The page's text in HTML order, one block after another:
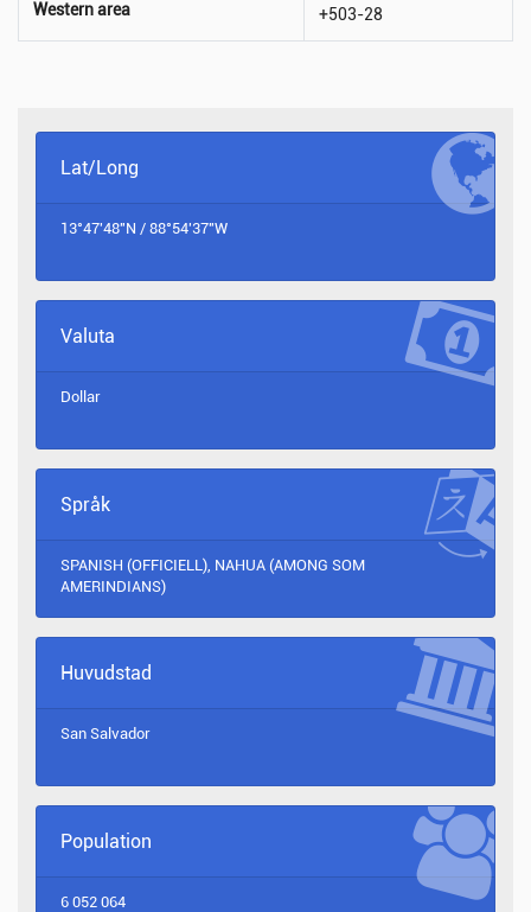
Western area +503-28
Lat/Long
13°47'48"N / 88°54'37"W
Valuta
Dollar
Språk
SPANISH (OFFICIELL), NAHUA (AMONG SOM
AMERINDIANS)
Huvudstad
San Salvador
Population
6 052 064